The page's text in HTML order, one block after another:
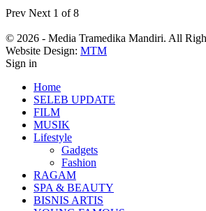
Prev Next 1 of 8
© 2026 - Media Tramedika Mandiri. All
Website Design: MTM
Sign in
Home
SELEB UPDATE
FILM
MUSIK
Lifestyle
Gadgets
Fashion
RAGAM
SPA & BEAUTY
BISNIS ARTIS